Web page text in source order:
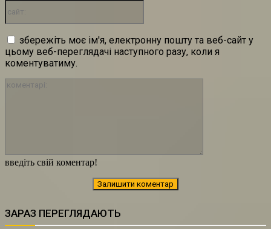
введіть свій коментар!
збережіть моє ім'я, електронну пошту та веб-сайт у
цьому веб-переглядачі наступного разу, коли я
коментуватиму.
ЗАРАЗ ПЕРЕГЛЯДАЮТЬ